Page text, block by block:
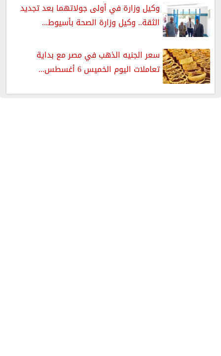
وكيل وزارة في أولى جولاتهما بعد تجديد
الثقة.. وكيل وزارة الصحة بأسيوط...
سعر الجنيه الذهب في مصر مع بداية
تعاملات اليوم الخميس 6 أغسطس...